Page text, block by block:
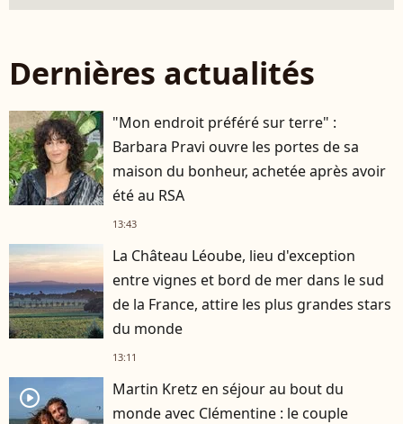
Dernières actualités
"Mon endroit préféré sur terre" :
Barbara Pravi ouvre les portes de sa
maison du bonheur, achetée après avoir
été au RSA
13:43
La Château Léoube, lieu d'exception
entre vignes et bord de mer dans le sud
de la France, attire les plus grandes stars
du monde
13:11
player2
Martin Kretz en séjour au bout du
monde avec Clémentine : le couple